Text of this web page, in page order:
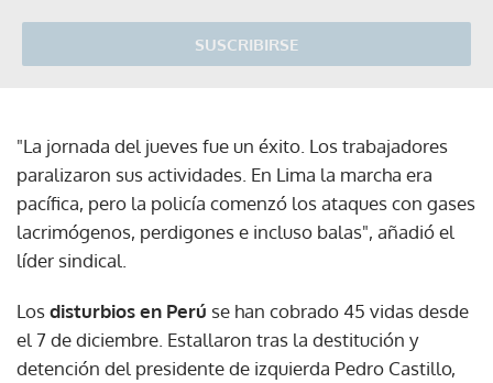
SUSCRIBIRSE
"La jornada del jueves fue un éxito. Los trabajadores
paralizaron sus actividades. En Lima la marcha era
pacífica, pero la policía comenzó los ataques con gases
lacrimógenos, perdigones e incluso balas", añadió el
líder sindical.
Losdisturbios en Perú se han cobrado 45 vidas desde
el 7 de diciembre. Estallaron tras la destitución y
detención del presidente de izquierda Pedro Castillo,